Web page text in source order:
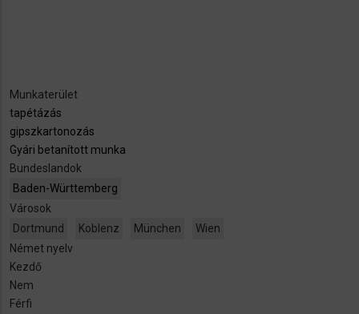
Munkaterület
tapétázás
gipszkartonozás
Gyári betanított munka
Bundeslandok
Baden-Württemberg
Városok
Dortmund
Koblenz München
Wien
Német nyelv
Kezdő
Nem
Férfi